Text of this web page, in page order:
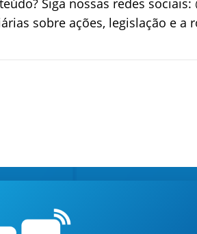
Siga nossas redes
sobre ações, legislação e a